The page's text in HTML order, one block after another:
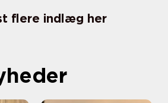
flere indlæg her